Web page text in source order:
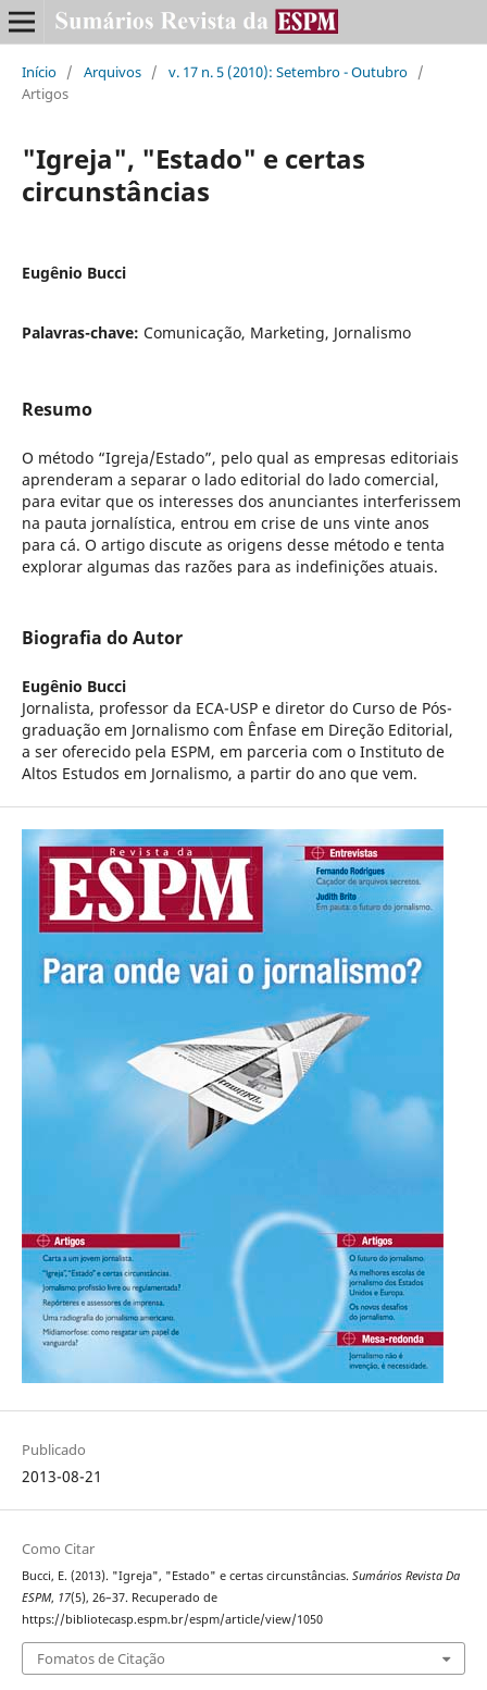
Início / Arquivos / v. 17 n. 5 (2010): Setembro - Outubro /
Artigos
"Igreja", "Estado" e certas
circunstâncias
Eugênio Bucci
Palavras-chave: Comunicação, Marketing, Jornalismo
Resumo
O método “Igreja/Estado”, pelo qual as empresas editoriais
aprenderam a separar o lado editorial do lado comercial,
para evitar que os interesses dos anunciantes interferissem
na pauta jornalística, entrou em crise de uns vinte anos
para cá. O artigo discute as origens desse método e tenta
explorar algumas das razões para as indefinições atuais.
Biografia do Autor
Eugênio Bucci
Jornalista, professor da ECA-USP e diretor do Curso de Pós-
graduação em Jornalismo com Ênfase em Direção Editorial,
a ser oferecido pela ESPM, em parceria com o Instituto de
Altos Estudos em Jornalismo, a partir do ano que vem.
Publicado
2013-08-21
Como Citar
Bucci, E. (2013). "Igreja", "Estado" e certas circunstâncias. Sumários Revista Da
ESPM, 17(5), 26–37. Recuperado de
https://bibliotecasp.espm.br/espm/article/view/1050
Fomatos de Citação